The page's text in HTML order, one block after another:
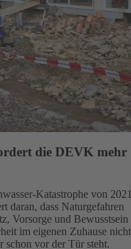
die DEVK mehr
Katastrophe von
daran, dass Naturgefahren
Vorsorge und Bewusstsein
im eigenen Zuhause nicht
schon vor der Tür steht.